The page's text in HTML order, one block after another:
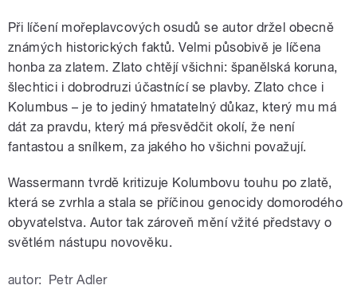
Při líčení mořeplavcových osudů se autor držel obecně
známých historických faktů. Velmi působivě je líčena
honba za zlatem. Zlato chtějí všichni: španělská koruna,
šlechtici i dobrodruzi účastnící se plavby. Zlato chce i
Kolumbus – je to jediný hmatatelný důkaz, který mu má
dát za pravdu, který má přesvědčit okolí, že není
fantastou a snílkem, za jakého ho všichni považují.
Wassermann tvrdě kritizuje Kolumbovu touhu po zlatě,
která se zvrhla a stala se příčinou genocidy domorodého
obyvatelstva. Autor tak zároveň mění vžité představy o
světlém nástupu novověku.
autor: Petr Adler